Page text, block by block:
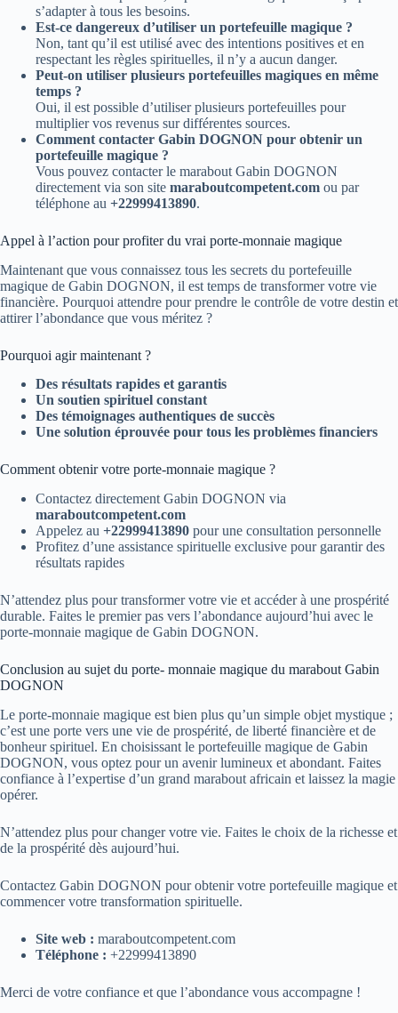
s’adapter à tous les besoins.
Est-ce dangereux d’utiliser un portefeuille magique ?
Non, tant qu’il est utilisé avec des intentions positives et en
respectant les règles spirituelles, il n’y a aucun danger.
Peut-on utiliser plusieurs portefeuilles magiques en même
temps ?
Oui, il est possible d’utiliser plusieurs portefeuilles pour
multiplier vos revenus sur différentes sources.
Comment contacter Gabin DOGNON pour obtenir un
portefeuille magique ?
Vous pouvez contacter le marabout Gabin DOGNON
directement via son site maraboutcompetent.com ou par
téléphone au +22999413890.
Appel à l’action pour profiter du vrai porte-monnaie magique
Maintenant que vous connaissez tous les secrets du portefeuille
magique de Gabin DOGNON, il est temps de transformer votre vie
financière. Pourquoi attendre pour prendre le contrôle de votre destin et
attirer l’abondance que vous méritez ?
Pourquoi agir maintenant ?
Des résultats rapides et garantis
Un soutien spirituel constant
Des témoignages authentiques de succès
Une solution éprouvée pour tous les problèmes financiers
Comment obtenir votre porte-monnaie magique ?
Contactez directement Gabin DOGNON via
maraboutcompetent.com
Appelez au +22999413890 pour une consultation personnelle
Profitez d’une assistance spirituelle exclusive pour garantir des
résultats rapides
N’attendez plus pour transformer votre vie et accéder à une prospérité
durable. Faites le premier pas vers l’abondance aujourd’hui avec le
porte-monnaie magique de Gabin DOGNON.
Conclusion au sujet du porte- monnaie magique du marabout Gabin
DOGNON
Le porte-monnaie magique est bien plus qu’un simple objet mystique ;
c’est une porte vers une vie de prospérité, de liberté financière et de
bonheur spirituel. En choisissant le portefeuille magique de Gabin
DOGNON, vous optez pour un avenir lumineux et abondant. Faites
confiance à l’expertise d’un grand marabout africain et laissez la magie
opérer.
N’attendez plus pour changer votre vie. Faites le choix de la richesse et
de la prospérité dès aujourd’hui.
Contactez Gabin DOGNON pour obtenir votre portefeuille magique et
commencer votre transformation spirituelle.
Site web : maraboutcompetent.com
Téléphone : +22999413890
Merci de votre confiance et que l’abondance vous accompagne !